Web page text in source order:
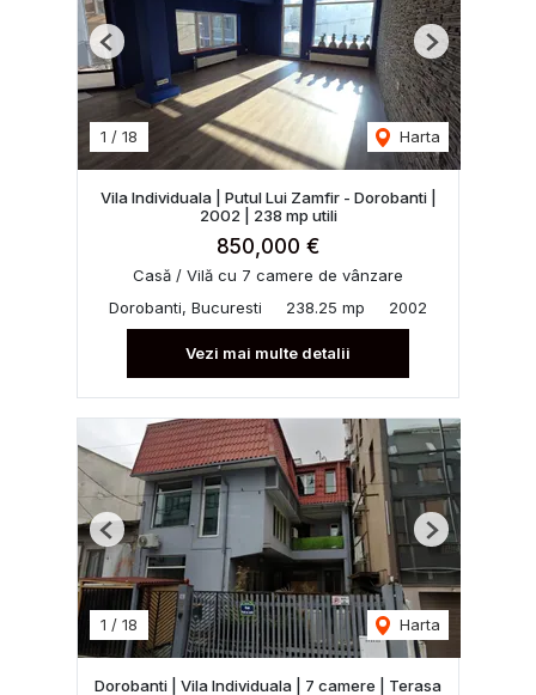
1 / 18 Harta
Previous Next
Vila Individuala | Putul Lui Zamfir - Dorobanti |
2002 | 238 mp utili
850,000 €
Casă / Vilă cu 7 camere de vânzare
Dorobanti, Bucuresti
238.25 mp 2002
Vezi mai multe detalii
1 / 18 Harta
Previous Next
Dorobanti | Vila Individuala | 7 camere | Terasa